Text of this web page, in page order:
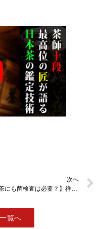
次へ
【お茶にも菌検査は必要？】祥玉園製茶の品質管理体制について聞いてみました【祥玉園製茶】
覧へ